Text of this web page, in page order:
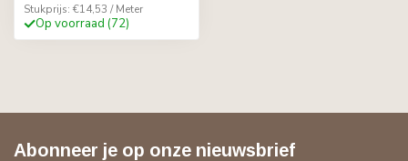
Stukprijs: €14,53 / Meter
Op voorraad (72)
Abonneer je op onze nieuwsbrief